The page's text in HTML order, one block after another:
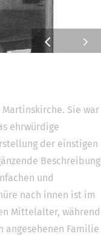
Sie war
ehrwürdige
der einstigen
Beschreibung
und
nach innen ist im
Mittelalter, während
angesehenen Familie